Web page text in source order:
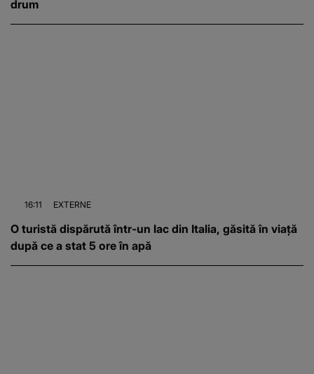
drum
16:11 EXTERNE
O turistă dispărută într-un lac din Italia, găsită în viață
după ce a stat 5 ore în apă